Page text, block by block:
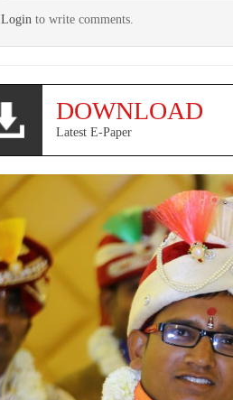
Login to write comments.
DOWNLOAD
Latest E-Paper